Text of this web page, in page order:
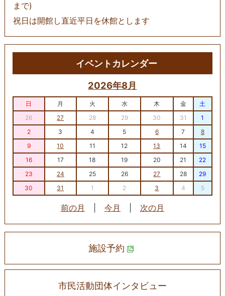
まで)
祝日は開館し直近平日を休館とします
イベントカレンダー
2026年8月
日 月 火 水 木 金
土
26
27 28 29 30 31
1
2
3 4 5 6 7
8
9
10 11 12 13 14
15
16
17 18 19 20 21
22
23
24 25 26 27 28
29
30
31 1 2 3 4 5
前の月 今月 次の月
施設予約
市民活動団体インタビュー